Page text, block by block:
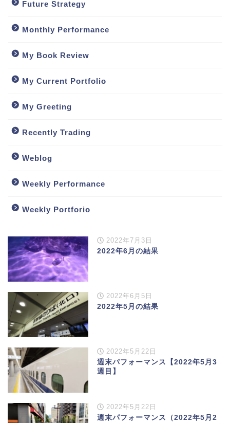
Future Strategy
Monthly Performance
My Book Review
My Current Portfolio
My Greeting
Recently Trading
Weblog
Weekly Performance
Weekly Portforio
2022年7月3日
2022年6月の結果
2022年6月5日
2022年5月の結果
2022年5月22日
週末パフォーマンス【2022年5月3
週目】
2022年5月22日
週末パフォーマンス（2022年5月2